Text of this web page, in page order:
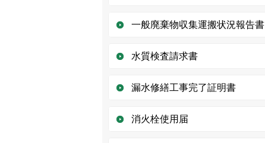
一般廃棄物収集運搬状況報告書
水質検査請求書
漏水修繕工事完了証明書
消火栓使用届